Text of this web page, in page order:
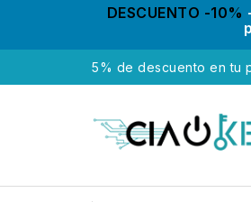
DESCUENTO -10%
5% de descuento en tu